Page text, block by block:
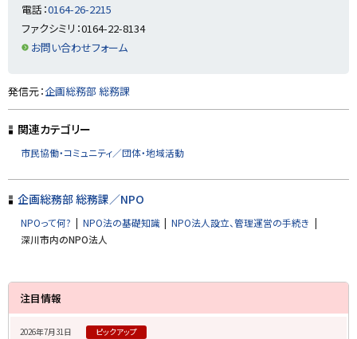
電話：0164-26-2215
ファクシミリ：0164-22-8134
お問い合わせフォーム
ト
ッ
プ
る
発信元：企画総務部 総務課
関連カテゴリー
市民協働・コミュニティ／団体・地域活動
企画総務部 総務課／NPO
NPOって何? NPO法の基礎知識
NPO法人設立、管理運営の手続き
深川市内のNPO法人
サ
イ
注目情報
2026年7月31日 ピックアップ